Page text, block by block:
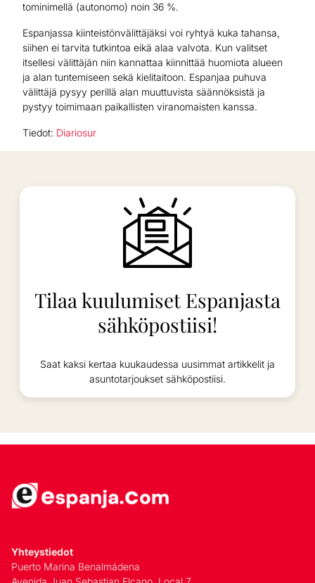
tominimellä (autonomo) noin 36 %.
Espanjassa kiinteistönvälittäjäksi voi ryhtyä kuka tahansa,
siihen ei tarvita tutkintoa eikä alaa valvota. Kun valitset
itsellesi välittäjän niin kannattaa kiinnittää huomiota alueen
ja alan tuntemiseen sekä kielitaitoon. Espanjaa puhuva
välittäjä pysyy perillä alan muuttuvista säännöksistä ja
pystyy toimimaan paikallisten viranomaisten kanssa.
Tiedot: Diariosur
Tilaa kuulumiset Espanjasta
sähköpostiisi!
Saat kaksi kertaa kuukaudessa uusimmat artikkelit ja
asuntotarjoukset sähköpostiisi.
Yhteystiedot
Puerto Marina Benalmádena